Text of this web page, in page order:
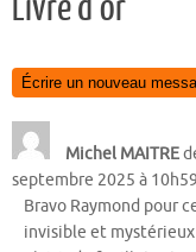
Michel MAITRE
septembre 2025 à 10h59
Bravo Raymond pour
invisible et mystérieux